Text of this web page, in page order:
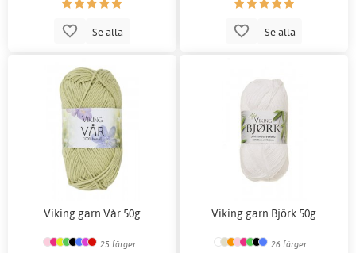
Se alla Se alla
Viking garn Vår 50g
25 färger
Viking garn Björk 50g
26 färger